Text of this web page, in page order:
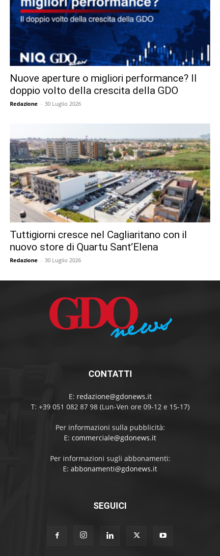
Nuove aperture o migliori performance? Il
doppio volto della crescita della GDO
Redazione - 30 Luglio 2026
Tuttigiorni cresce nel Cagliaritano con il
nuovo store di Quartu Sant’Elena
Redazione - 30 Luglio 2026
CONTATTI
E: redazione@gdonews.it
T: +39 051 082 87 98 (Lun-Ven ore 09-12 e 15-17)
Per informazioni sulla pubblicità:
E: commerciale@gdonews.it
Per informazioni sugli abbonamenti:
E: abbonamenti@gdonews.it
SEGUICI